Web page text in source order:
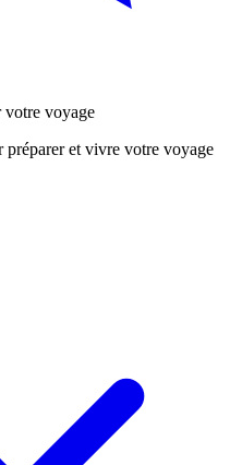
votre voyage
et vivre votre voyage